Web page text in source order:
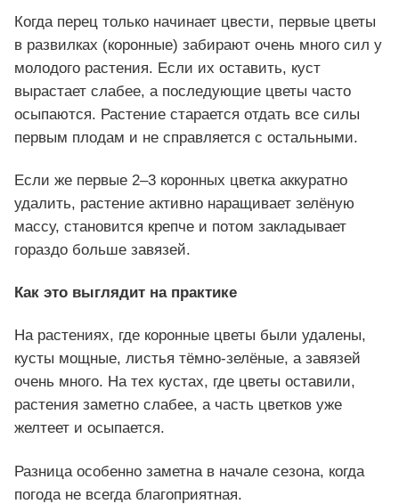
Когда перец только начинает цвести, первые цветы
в развилках (коронные) забирают очень много сил у
молодого растения. Если их оставить, куст
вырастает слабее, а последующие цветы часто
осыпаются. Растение старается отдать все силы
первым плодам и не справляется с остальными.
Если же первые 2–3 коронных цветка аккуратно
удалить, растение активно наращивает зелёную
массу, становится крепче и потом закладывает
гораздо больше завязей.
Как это выглядит на практике
На растениях, где коронные цветы были удалены,
кусты мощные, листья тёмно-зелёные, а завязей
очень много. На тех кустах, где цветы оставили,
растения заметно слабее, а часть цветков уже
желтеет и осыпается.
Разница особенно заметна в начале сезона, когда
погода не всегда благоприятная.